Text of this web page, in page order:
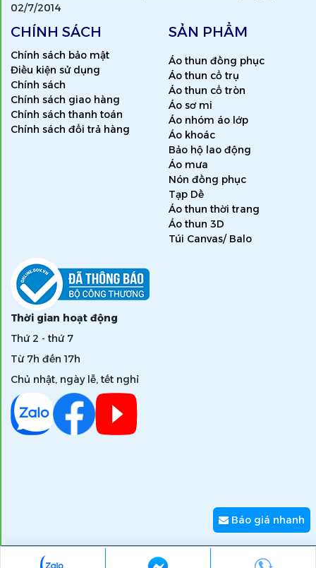
02/7/2014
CHÍNH SÁCH
Chính sách bảo mật
Điều kiện sử dụng
Chính sách
Chính sách giao hàng
Chính sách thanh toán
Chính sách đổi trả hàng
SẢN PHẨM
Áo thun đồng phục
Áo thun cổ trụ
Áo thun cổ tròn
Áo sơ mi
Áo nhóm áo lớp
Áo khoác
Bảo hộ lao động
Áo mưa
Nón đồng phục
Tạp Dề
Áo thun thời trang
Áo thun 3D
Túi Canvas/ Balo
Thời gian hoạt động
Thứ 2 - thứ 7
Từ 7h đến 17h
Chủ nhật, ngày lễ, tết nghỉ
Copyright © 2026 zumi.com.vn - Giải pháp nâng tầm giá trị
Báo giá nhanh